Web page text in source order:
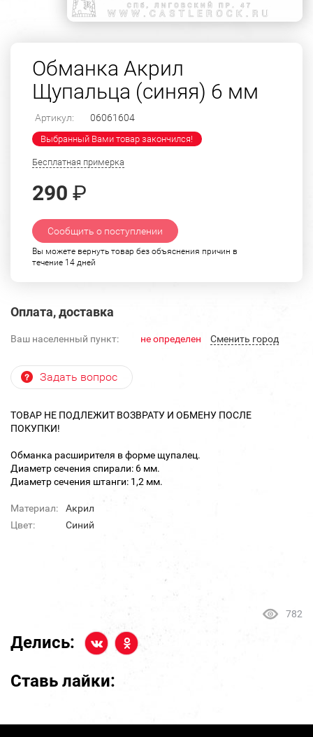
Обманка Акрил
Щупальца (синяя) 6 мм
Артикул: 06061604
Выбранный Вами товар закончился!
Бесплатная примерка
290 ₽
Сообщить о поступлении
Вы можете вернуть товар без объяснения причин в
течение 14 дней
Оплата, доставка
Ваш населенный пункт: не определен Cменить город
Задать вопрос
ТОВАР НЕ ПОДЛЕЖИТ ВОЗВРАТУ И ОБМЕНУ ПОСЛЕ
ПОКУПКИ!
Обманка расширителя в форме щупалец.
Диаметр сечения спирали: 6 мм.
Диаметр сечения штанги: 1,2 мм.
Материал:
Акрил
Цвет:
Синий
782
Делись:
Ставь лайки: